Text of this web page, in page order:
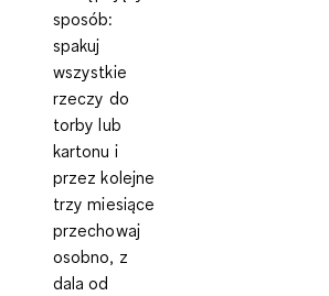
sposób:
spakuj
wszystkie
rzeczy do
torby lub
kartonu i
przez kolejne
trzy miesiące
przechowaj
osobno, z
dala od